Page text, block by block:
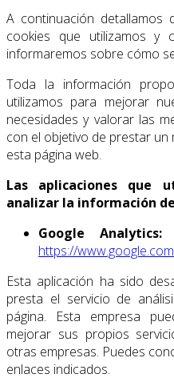
A continuación detallamos
cookies que utilizamos y
informaremos sobre cómo
Toda la información
utilizamos para mejorar
necesidades y valorar las
con el objetivo de prestar
esta página web.
Las aplicaciones que
analizar la información
Google Analytics:
https://
Esta aplicación ha sido
presta el servicio de
página. Esta empresa
mejorar sus propios
otras empresas. Puedes
enlaces indicados.